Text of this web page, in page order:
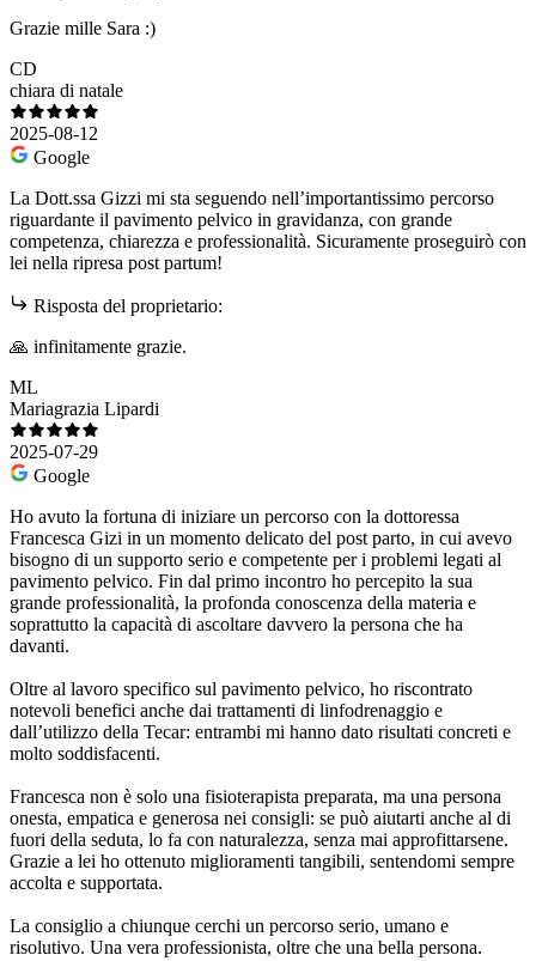
Grazie mille Sara :)
CD
chiara di natale
2025-08-12
Google
La Dott.ssa Gizzi mi sta seguendo nell’importantissimo percorso
riguardante il pavimento pelvico in gravidanza, con grande
competenza, chiarezza e professionalità. Sicuramente proseguirò con
lei nella ripresa post partum!
Risposta del proprietario:
🙏 infinitamente grazie.
ML
Mariagrazia Lipardi
2025-07-29
Google
Ho avuto la fortuna di iniziare un percorso con la dottoressa
Francesca Gizi in un momento delicato del post parto, in cui avevo
bisogno di un supporto serio e competente per i problemi legati al
pavimento pelvico. Fin dal primo incontro ho percepito la sua
grande professionalità, la profonda conoscenza della materia e
soprattutto la capacità di ascoltare davvero la persona che ha
davanti.
Oltre al lavoro specifico sul pavimento pelvico, ho riscontrato
notevoli benefici anche dai trattamenti di linfodrenaggio e
dall’utilizzo della Tecar: entrambi mi hanno dato risultati concreti e
molto soddisfacenti.
Francesca non è solo una fisioterapista preparata, ma una persona
onesta, empatica e generosa nei consigli: se può aiutarti anche al di
fuori della seduta, lo fa con naturalezza, senza mai approfittarsene.
Grazie a lei ho ottenuto miglioramenti tangibili, sentendomi sempre
accolta e supportata.
La consiglio a chiunque cerchi un percorso serio, umano e
risolutivo. Una vera professionista, oltre che una bella persona.